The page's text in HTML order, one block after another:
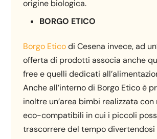
origine biologica.
BORGO ETICO
Borgo Eticodi Cesena invece, ad
offerta di prodotti associa anche
free e quelli dedicati
Anche all’interno di Borgo Etico è
inoltre un’area bimbi realizzata
eco-compatibili in cui i piccoli
trascorrere del tempo divertendosi